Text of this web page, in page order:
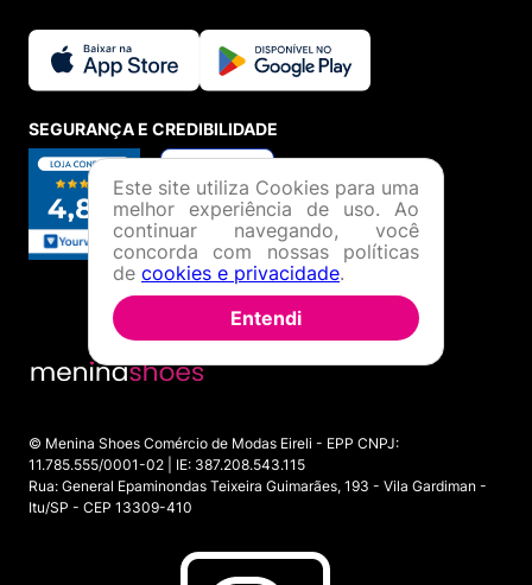
SEGURANÇA E CREDIBILIDADE
© Menina Shoes Comércio de Modas Eireli - EPP CNPJ:
11.785.555/0001-02 | IE: 387.208.543.115
Rua: General Epaminondas Teixeira Guimarães, 193 - Vila Gardiman -
Itu/SP - CEP 13309-410
Este site utiliza Cookies para uma
melhor experiência de uso. Ao
continuar navegando, você
concorda com nossas políticas
de cookies e privacidade.
Entendi